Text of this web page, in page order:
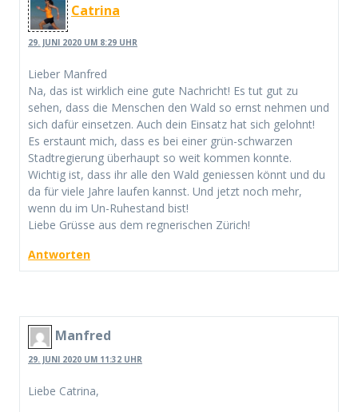
Catrina
29. JUNI 2020 UM 8:29 UHR
Lieber Manfred
Na, das ist wirklich eine gute Nachricht! Es tut gut zu
sehen, dass die Menschen den Wald so ernst nehmen und
sich dafür einsetzen. Auch dein Einsatz hat sich gelohnt!
Es erstaunt mich, dass es bei einer grün-schwarzen
Stadtregierung überhaupt so weit kommen konnte.
Wichtig ist, dass ihr alle den Wald geniessen könnt und du
da für viele Jahre laufen kannst. Und jetzt noch mehr,
wenn du im Un-Ruhestand bist!
Liebe Grüsse aus dem regnerischen Zürich!
Antworten
Manfred
29. JUNI 2020 UM 11:32 UHR
Liebe Catrina,